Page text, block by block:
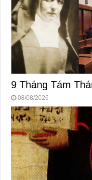
9 Tháng Tám
08/08/2026